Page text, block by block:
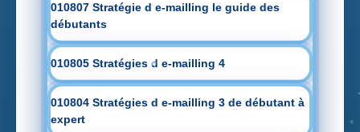
010807 Stratégie d e-mailling le guide des
débutants
010805 Stratégies d e-mailling 4
010804 Stratégies d e-mailling 3 de débutant à
expert